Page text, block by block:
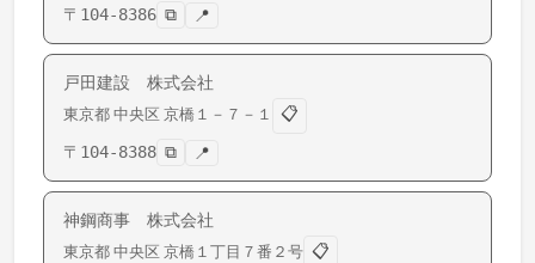
〒 104-8386 ⧉ 📍
戸田建設 株式会社
東京都 中央区 京橋 １－７－１
📋
〒 104-8388 ⧉ 📍
神鋼商事 株式会社
東京都 中央区 京橋 １丁目７番２号 📋